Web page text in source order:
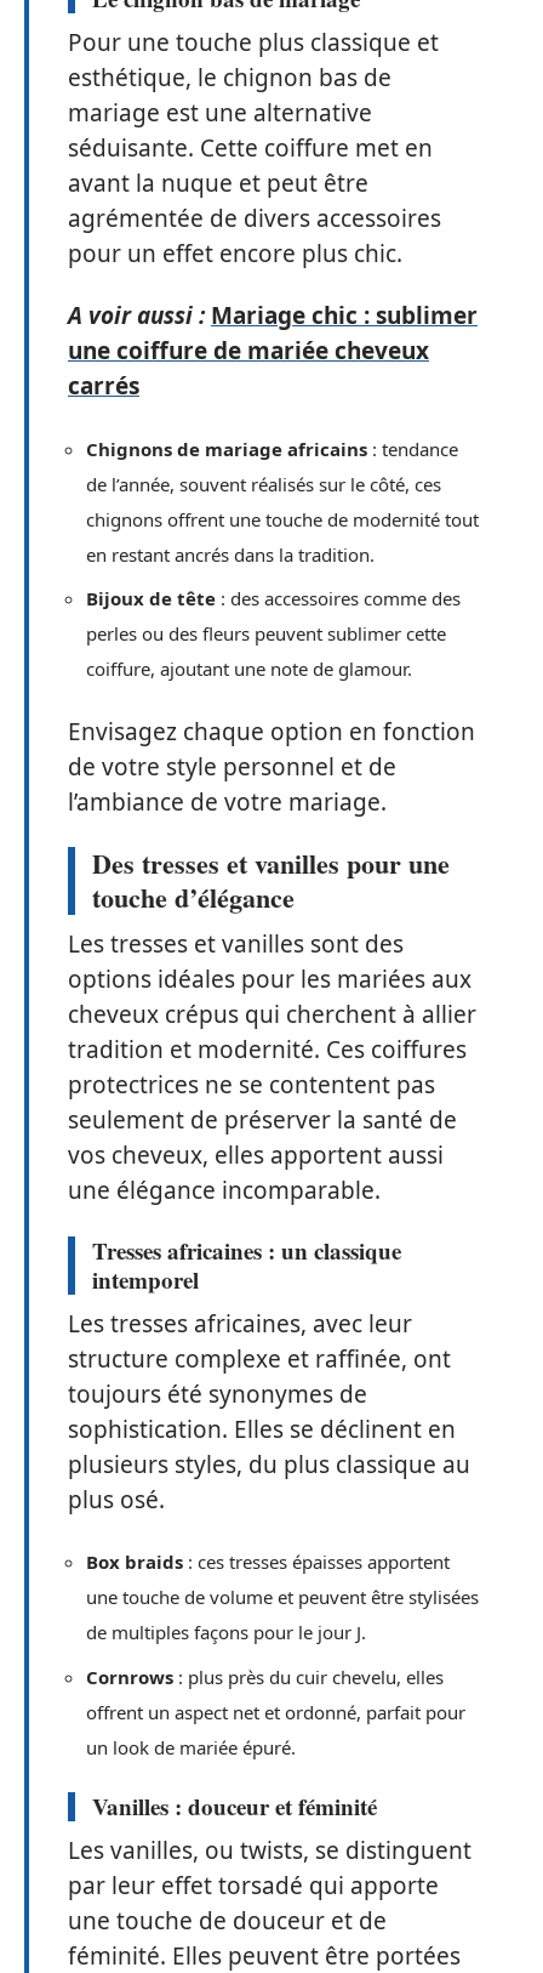
Pour une touche plus classique et
esthétique, le chignon bas de
mariage est une alternative
séduisante. Cette coiffure met en
avant la nuque et peut être
agrémentée de divers accessoires
pour un effet encore plus chic.
A voir aussi : Mariage chic : sublimer
une coiffure de mariée cheveux
carrés
Chignons de mariage africains : tendance
de l’année, souvent réalisés sur le côté, ces
chignons offrent une touche de modernité tout
en restant ancrés dans la tradition.
Bijoux de tête : des accessoires comme des
perles ou des fleurs peuvent sublimer cette
coiffure, ajoutant une note de glamour.
Envisagez chaque option en fonction
de votre style personnel et de
l’ambiance de votre mariage.
Des tresses et vanilles pour une
touche d’élégance
Les tresses et vanilles sont des
options idéales pour les mariées aux
cheveux crépus qui cherchent à allier
tradition et modernité. Ces coiffures
protectrices ne se contentent pas
seulement de préserver la santé de
vos cheveux, elles apportent aussi
une élégance incomparable.
Tresses africaines : un classique
intemporel
Les tresses africaines, avec leur
structure complexe et raffinée, ont
toujours été synonymes de
sophistication. Elles se déclinent en
plusieurs styles, du plus classique au
plus osé.
Box braids : ces tresses épaisses apportent
une touche de volume et peuvent être stylisées
de multiples façons pour le jour J.
Cornrows : plus près du cuir chevelu, elles
offrent un aspect net et ordonné, parfait pour
un look de mariée épuré.
Vanilles : douceur et féminité
Les vanilles, ou twists, se distinguent
par leur effet torsadé qui apporte
une touche de douceur et de
féminité. Elles peuvent être portées